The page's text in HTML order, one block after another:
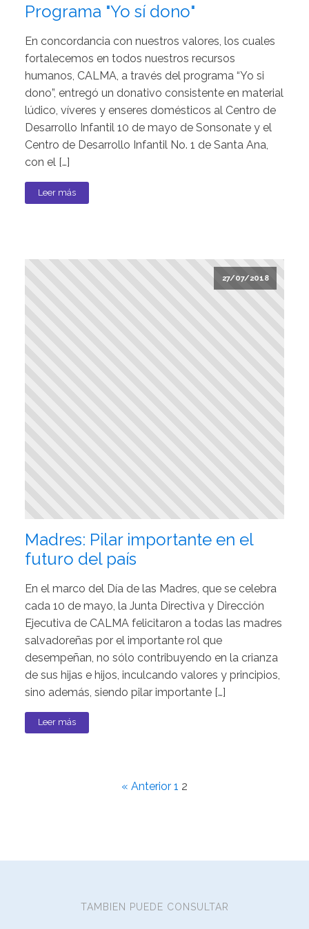
Programa "Yo sí dono"
En concordancia con nuestros valores, los cuales
fortalecemos en todos nuestros recursos
humanos, CALMA, a través del programa “Yo si
dono”, entregó un donativo consistente en material
lúdico, víveres y enseres domésticos al Centro de
Desarrollo Infantil 10 de mayo de Sonsonate y el
Centro de Desarrollo Infantil No. 1 de Santa Ana,
con el […]
Leer más
27/07/2018
Madres: Pilar importante en el
futuro del país
En el marco del Día de las Madres, que se celebra
cada 10 de mayo, la Junta Directiva y Dirección
Ejecutiva de CALMA felicitaron a todas las madres
salvadoreñas por el importante rol que
desempeñan, no sólo contribuyendo en la crianza
de sus hijas e hijos, inculcando valores y principios,
sino además, siendo pilar importante […]
Leer más
« Anterior 1 2
TAMBIEN PUEDE CONSULTAR